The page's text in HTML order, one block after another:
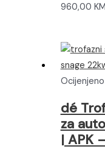
960,00 KM
Ocijenjeno
dé
za
| APK